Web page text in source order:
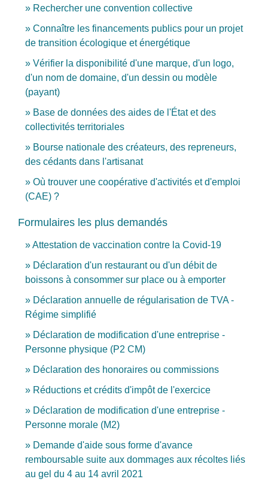
Rechercher une convention collective
Connaître les financements publics pour un projet
de transition écologique et énergétique
Vérifier la disponibilité d'une marque, d'un logo,
d'un nom de domaine, d'un dessin ou modèle
(payant)
Base de données des aides de l'État et des
collectivités territoriales
Bourse nationale des créateurs, des repreneurs,
des cédants dans l'artisanat
Où trouver une coopérative d'activités et d'emploi
(CAE) ?
Formulaires les plus demandés
Attestation de vaccination contre la Covid‑19
Déclaration d'un restaurant ou d'un débit de
boissons à consommer sur place ou à emporter
Déclaration annuelle de régularisation de TVA -
Régime simplifié
Déclaration de modification d'une entreprise -
Personne physique (P2 CM)
Déclaration des honoraires ou commissions
Réductions et crédits d'impôt de l'exercice
Déclaration de modification d'une entreprise -
Personne morale (M2)
Demande d'aide sous forme d'avance
remboursable suite aux dommages aux récoltes liés
au gel du 4 au 14 avril 2021